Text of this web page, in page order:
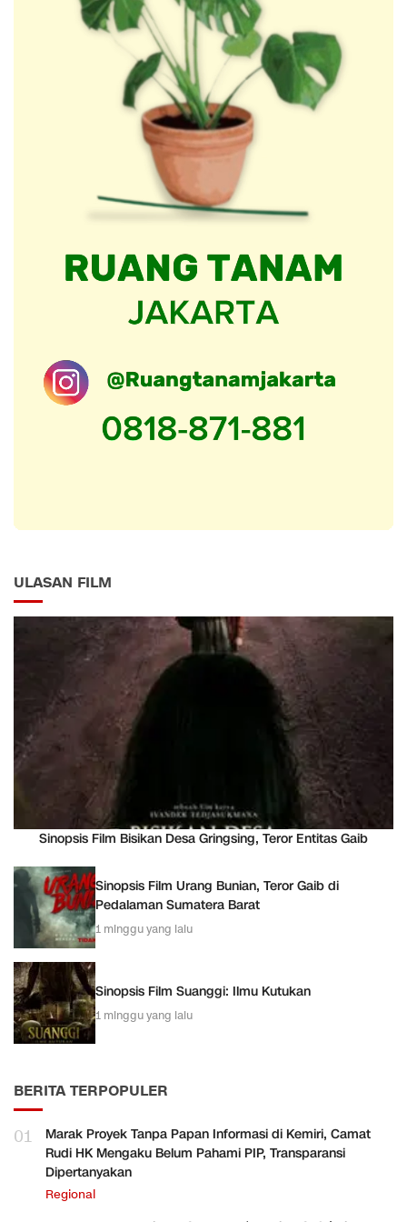
ULASAN FILM
Sinopsis Film Bisikan Desa Gringsing, Teror Entitas Gaib
Sinopsis Film Urang Bunian, Teror Gaib di
Pedalaman Sumatera Barat
1 minggu yang lalu
Sinopsis Film Suanggi: Ilmu Kutukan
1 minggu yang lalu
BERITA TERPOPULER
01
Marak Proyek Tanpa Papan Informasi di Kemiri, Camat
Rudi HK Mengaku Belum Pahami PIP, Transparansi
Dipertanyakan
Regional